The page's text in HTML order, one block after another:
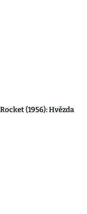
(1956): Hvězda